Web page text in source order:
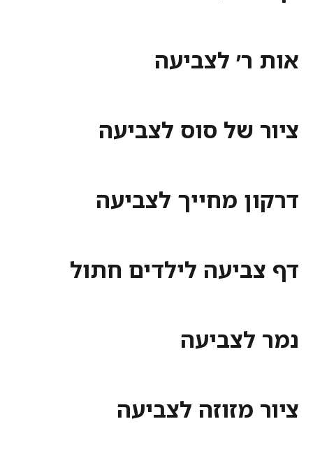
אות ר׳ לצביעה
ציור של סוס לצביעה
דרקון מחייך לצביעה
דף צביעה לילדים חתול
נמר לצביעה
ציור מזוזה לצביעה